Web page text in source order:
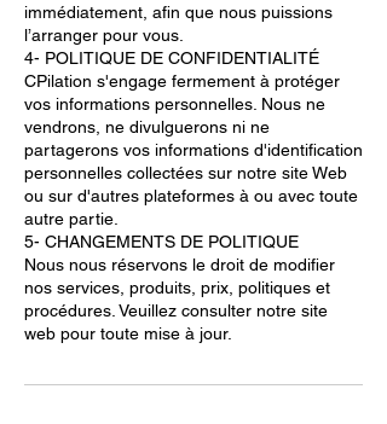
immédiatement, afin que nous puissions
l’arranger pour vous.
4- POLITIQUE DE CONFIDENTIALITÉ
CPilation s'engage fermement à protéger
vos informations personnelles. Nous ne
vendrons, ne divulguerons ni ne
partagerons vos informations d'identification
personnelles collectées sur notre site Web
ou sur d'autres plateformes à ou avec toute
autre partie.
5- CHANGEMENTS DE POLITIQUE
Nous nous réservons le droit de modifier
nos services, produits, prix, politiques et
procédures. Veuillez consulter notre site
web pour toute mise à jour.